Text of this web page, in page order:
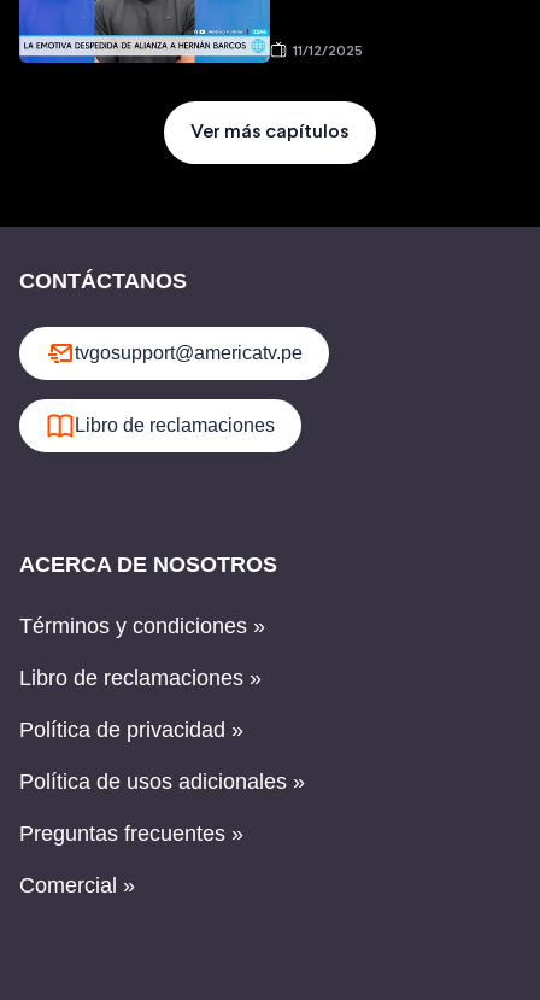
11/12/2025
Ver más capítulos
CONTÁCTANOS
tvgosupport@americatv.pe
Libro de reclamaciones
ACERCA DE NOSOTROS
Términos y condiciones »
Libro de reclamaciones »
Política de privacidad »
Política de usos adicionales »
Preguntas frecuentes »
Comercial »